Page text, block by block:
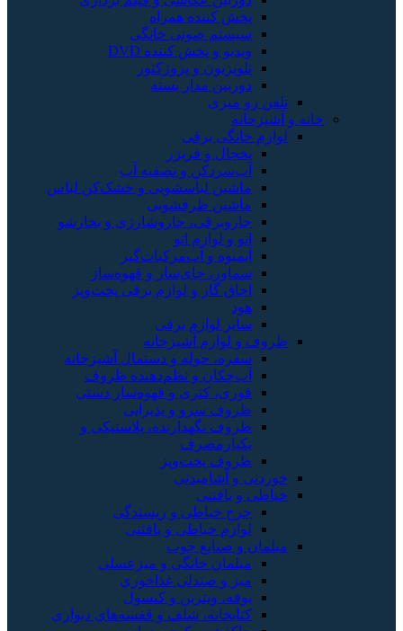
پخش کننده همراه
سیستم صوتی خانگی
ویدیو و پخش کننده DVD
تلویزیون و پروژکتور
دوربین مدار بسته
تلفن رو میزی
خانه و آشپزخانه
لوازم خانگی برقی
یخچال و فریزر
آب‌سردکن و تصفیه آب
ماشین لباسشویی و خشک‌کن لباس
ماشین ظرفشویی
جاروبرقی، جاروشارژی و بخارشو
اتو و لوازم اتو
آبمیوه و آب‌مرکبات‌گیر
سماور، چای‌ساز و قهوه‌ساز
اجاق گاز و لوازم برقی پخت‌وپز
هود
سایر لوازم برقی
ظروف و لوازم آشپزخانه
سفره، حوله و دستمال آشپزخانه
آب‌چکان و نظم‌دهنده ظروف
قوری، کتری و قهوه‌ساز دستی
ظروف سرو و پذیرایی
ظروف نگهدارنده، پلاستیکی و
یکبارمصرف
ظروف پخت‌وپز
خوردنی و آشامیدنی
خیاطی و بافتنی
چرخ خیاطی و ریسندگی
لوازم خیاطی و بافتنی
مبلمان و صنایع چوب
مبلمان خانگی و میزعسلی
میز و صندلی غذاخوری
بوفه، ویترین و کنسول
کتابخانه، شلف و قفسه‌های دیواری